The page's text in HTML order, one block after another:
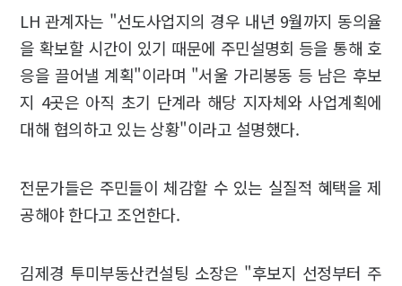
LH 관계자는 "선도사업지의 경우 내년 9월까지 동의율
을 확보할 시간이 있기 때문에 주민설명회 등을 통해 호
응을 끌어낼 계획"이라며 "서울 가리봉동 등 남은 후보
지 4곳은 아직 초기 단계라 해당 지자체와 사업계획에
대해 협의하고 있는 상황"이라고 설명했다.
전문가들은 주민들이 체감할 수 있는 실질적 혜택을 제
공해야 한다고 조언한다.
김제경 투미부동산컨설팅 소장은 "후보지 선정부터 주